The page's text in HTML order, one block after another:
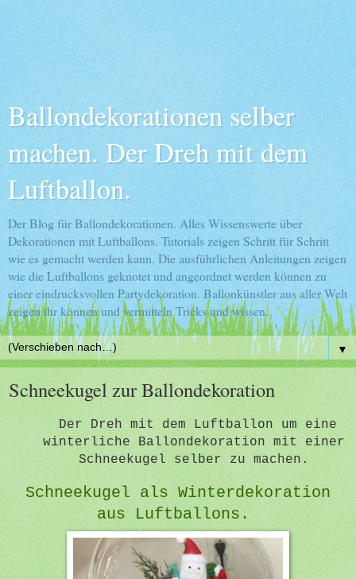
Ballondekorationen selber
machen. Der Dreh mit dem
Luftballon.
Der Blog für Ballondekorationen. Alles Wissenswerte über
Dekorationen mit Luftballons. Tutorials zeigen Schritt für Schritt
wie es gemacht werden kann. Die ausführlichen Anleitungen zeigen
wie die Luftballons geknotet und angeordnet werden können zu
einer eindrucksvollen Partydekoration. Ballonkünstler aus aller Welt
zeigen ihr können und vermitteln Tricks und wissen.
▼
Schneekugel zur Ballondekoration
Der Dreh mit dem Luftballon um eine
winterliche Ballondekoration mit einer
Schneekugel selber zu machen.
Schneekugel als Winterdekoration
aus Luftballons.